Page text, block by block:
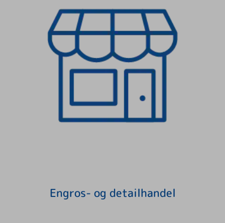
Engros- og detailhandel